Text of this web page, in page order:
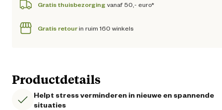
Gratis thuisbezorging vanaf 50,- euro*
Gratis retourin ruim 160 winkels
Productdetails
Helpt stress verminderen in nieuwe en spannende
situaties